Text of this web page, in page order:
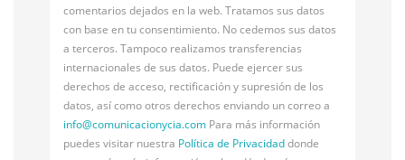
comentarios dejados en la web. Tratamos sus datos
con base en tu consentimiento. No cedemos sus datos
a terceros. Tampoco realizamos transferencias
internacionales de sus datos. Puede ejercer sus
derechos de acceso, rectificación y supresión de los
datos, así como otros derechos enviando un correo a
info@comunicacionycia.com Para más información
puedes visitar nuestra Política de Privacidaddonde